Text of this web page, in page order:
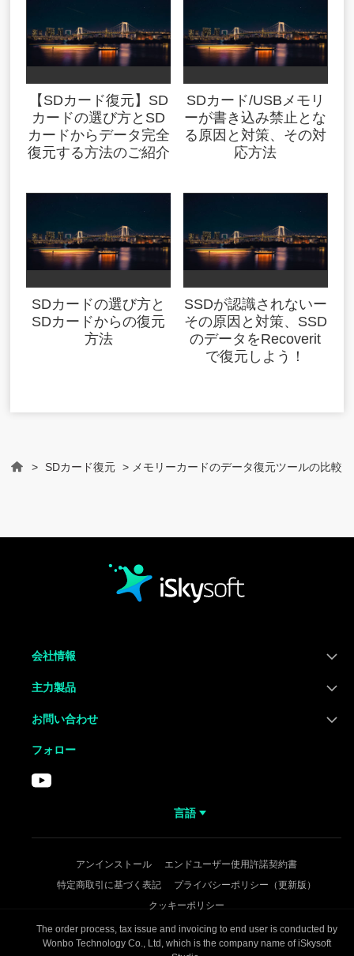
【SDカード復元】SD
カードの選び方とSD
カードからデータ完全
復元する方法のご紹介
SDカード/USBメモリ
ーが書き込み禁止とな
る原因と対策、その対
応方法
SDカードの選び方と
SDカードからの復元
方法
SSDが認識されないー
その原因と対策、SSD
のデータをRecoverit
で復元しよう！
> SDカード復元 > メモリーカードのデータ復元ツールの比較
会社情報
主力製品
お問い合わせ
フォロー
言語
アンインストール
エンドユーザー使用許諾契約書
特定商取引に基づく表記
プライバシーポリシー（更新版）
クッキーポリシー
The order process, tax issue and invoicing to end user is conducted by
Wonbo Technology Co., Ltd, which is the company name of iSkysoft